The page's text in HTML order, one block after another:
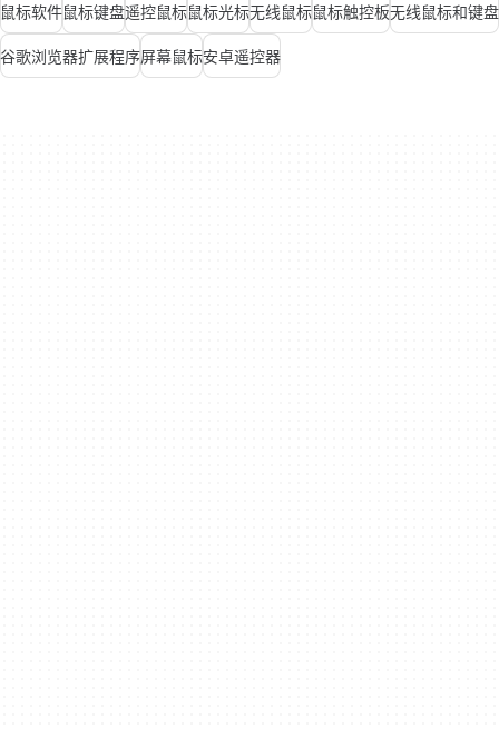
鼠标软件鼠标键盘遥控鼠标鼠标光标无线鼠标鼠标触控板无线鼠标和键盘
谷歌浏览器扩展程序屏幕鼠标安卓遥控器